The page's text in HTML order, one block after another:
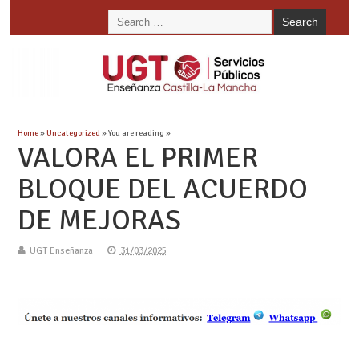
Home»Uncategorized » You are reading »
VALORA EL PRIMER
BLOQUE DEL ACUERDO
DE MEJORAS
UGT Enseñanza 31/03/2025